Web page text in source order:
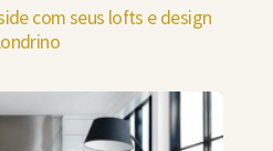
com seus lofts e design